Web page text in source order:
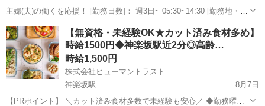
主婦(夫)の働くを応援！ [勤務日数]： 週3日~ 05:30~14:30 [勤務地・最
寄駅]： 東京都板橋区向原二丁目11番11号 CLASWELL小竹向原_13632
小竹向原駅徒歩6分 [職種名]：福祉施設での...
東京 板橋区 その他
【無資格・未経験OK★カット済み食材多め】
時給1500円◆神楽坂駅近2分◎高齢…
時給1,500円
株式会社ヒューマントラスト
神楽坂駅
8月7日
【PRポイント】 ＼カット済み食材多数で未経験も安心／ ◆勤務曜日